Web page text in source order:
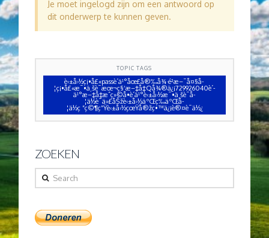
Je moet ingelogd zijn om een antwoord op
dit onderwerp te kunnen geven.
TOPIC TAGS
è‹±å›½ç¡•å£«passè´­ä¹°åœ£å®‰å¾·é²æ–¯å¤§å­
¦ç¡•å£«æ¯•ä¸šè¯æœ¬ç§‘æ–‡å‡­Qå¾®ä¿¡729926040è´­
ä¹°æ–‡å‡­æˆç»©å•è´­ä¹°è‹±å›½æ¯•ä¸šè¯å­
¦ä½è¯ä»£åŠžè‹±å›½äºŒç­‰äºŒå­
¦ä½ç ”ç©¶ç”Ÿè‹±å›½çœŸå®žç•™ä¿¡è®¤è¯ä½¿
ZOEKEN
Search